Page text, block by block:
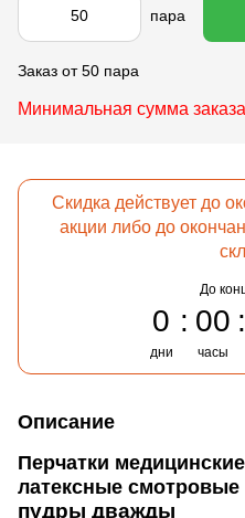
пара
Заказ от 50 пара
Минимальная сумма
Скидка действует до
акции либо до
До
0
дни
00
часы
Описание
Перчатки
латексные
пудры дважды